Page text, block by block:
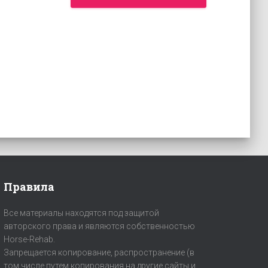
Правила
Все материалы находятся под защитой
авторского права и являются собственностью
Horse-Rehab.
Запрещается копирование, распространение (в
том числе путем копирования на другие сайты и